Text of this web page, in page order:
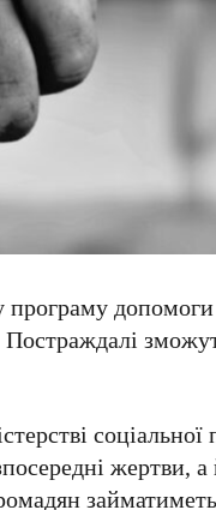
програму
соціальної
жертви,